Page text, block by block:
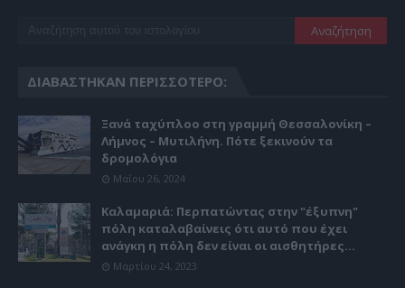
ΔΙΑΒΆΣΤΗΚΑΝ ΠΕΡΙΣΣΌΤΕΡΟ:
Ξανά ταχύπλοο στη γραμμή Θεσσαλονίκη –
Λήμνος – Μυτιλήνη. Πότε ξεκινούν τα
δρομολόγια
Μαΐου 26, 2024
Καλαμαριά: Περπατώντας στην "έξυπνη"
πόλη καταλαβαίνεις ότι αυτό που έχει
ανάγκη η πόλη δεν είναι οι αισθητήρες...
Μαρτίου 24, 2023